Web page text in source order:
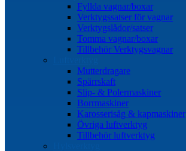
Fyllda vagnar/boxar
Verktygssatser för vagnar
Verktygslådor/satser
Tomma vagnar/boxar
Tillbehör Verktygsvagnar
Mutterdragare
Spärrskaft
Slip- & Polermaskiner
Borrmaskiner
Karosserisåg & kapmaskiner
Övriga luftverktyg
Tillbehör luftverktyg